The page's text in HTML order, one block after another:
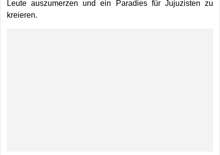
Leute auszumerzen und ein Paradies für Jujuzisten zu
kreieren.